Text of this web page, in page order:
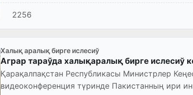
2256
Халық аралық бирге ислесиў
Аграр тараўда халықаралық бирге ислесиў
Қарақалпақстан Республикасы Министрлер
видеоконференция түринде Пакистанның ири